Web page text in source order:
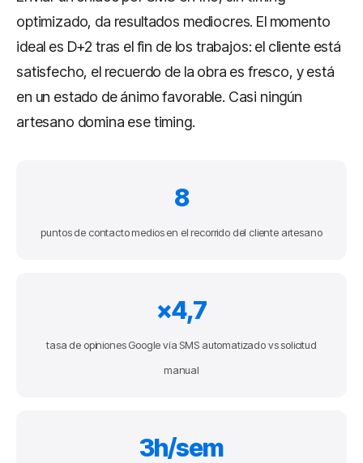
optimizado, da resultados mediocres. El momento
ideal es D+2 tras el fin de los trabajos: el cliente está
satisfecho, el recuerdo de la obra es fresco, y está
en un estado de ánimo favorable. Casi ningún
artesano domina ese timing.
8
puntos de contacto medios en el recorrido del cliente artesano
×4,7
tasa de opiniones Google vía SMS automatizado vs solicitud
manual
3h/sem